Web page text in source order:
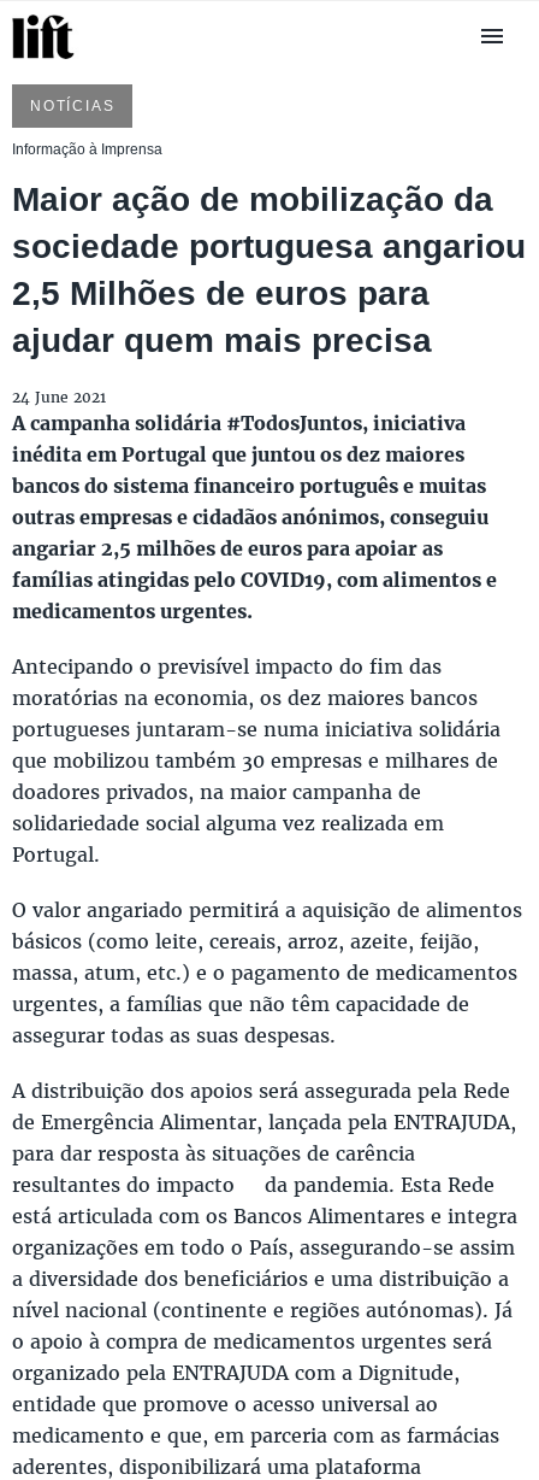
NOTÍCIAS
Informação à Imprensa
Maior ação de mobilização da
sociedade portuguesa angariou
2,5 Milhões de euros para
ajudar quem mais precisa
24 June 2021
A campanha solidária #TodosJuntos, iniciativa
inédita em Portugal que juntou os dez maiores
bancos do sistema financeiro português e muitas
outras empresas e cidadãos anónimos, conseguiu
angariar 2,5 milhões de euros para apoiar as
famílias atingidas pelo COVID19, com alimentos e
medicamentos urgentes.
Antecipando o previsível impacto do fim das
moratórias na economia, os dez maiores bancos
portugueses juntaram-se numa iniciativa solidária
que mobilizou também 30 empresas e milhares de
doadores privados, na maior campanha de
solidariedade social alguma vez realizada em
Portugal.
O valor angariado permitirá a aquisição de alimentos
básicos (como leite, cereais, arroz, azeite, feijão,
massa, atum, etc.) e o pagamento de medicamentos
urgentes, a famílias que não têm capacidade de
assegurar todas as suas despesas.
A distribuição dos apoios será assegurada pela Rede
de Emergência Alimentar, lançada pela ENTRAJUDA,
para dar resposta às situações de carência
resultantes do impacto da pandemia. Esta Rede
está articulada com os Bancos Alimentares e integra
organizações em todo o País, assegurando-se assim
a diversidade dos beneficiários e uma distribuição a
nível nacional (continente e regiões autónomas). Já
o apoio à compra de medicamentos urgentes será
organizado pela ENTRAJUDA com a Dignitude,
entidade que promove o acesso universal ao
medicamento e que, em parceria com as farmácias
aderentes, disponibilizará uma plataforma